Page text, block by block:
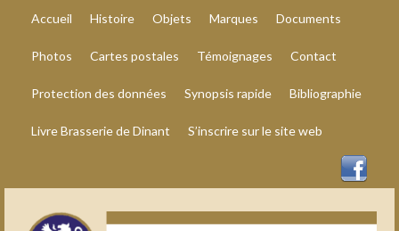
Accueil Histoire Objets Marques Documents
Photos Cartes postales Témoignages Contact
Protection des données Synopsis rapide Bibliographie
Livre Brasserie de Dinant S’inscrire sur le site web